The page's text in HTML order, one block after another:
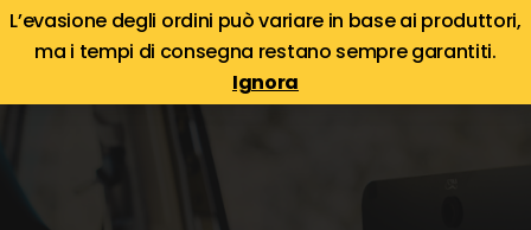
L’evasione degli ordini può variare in base ai produttori,
ma i tempi di consegna restano sempre garantiti.
Ignora
Skip
content
Menu
searchaccount
Menu